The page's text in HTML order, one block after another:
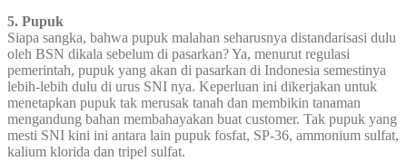
5. Pupuk
Siapa sangka, bahwa pupuk malahan seharusnya distandarisasi dulu
oleh BSN dikala sebelum di pasarkan? Ya, menurut regulasi
pemerintah, pupuk yang akan di pasarkan di Indonesia semestinya
lebih-lebih dulu di urus SNI nya. Keperluan ini dikerjakan untuk
menetapkan pupuk tak merusak tanah dan membikin tanaman
mengandung bahan membahayakan buat customer. Tak pupuk yang
mesti SNI kini ini antara lain pupuk fosfat, SP-36, ammonium sulfat,
kalium klorida dan tripel sulfat.